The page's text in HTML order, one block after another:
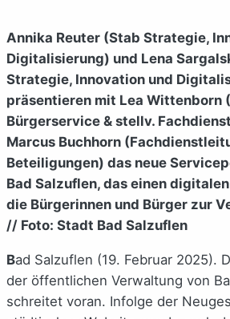
Annika Reuter (Stab Strategie,
Digitalisierung) und Lena
Strategie, Innovation und
präsentieren mit Lea Wittenborn
Bürgerservice & stellv.
Marcus Buchhorn
Beteiligungen) das neue
Bad Salzuflen, das einen
die Bürgerinnen und Bürger zur
// Foto: Stadt Bad Salzuflen
Bad Salzuflen (19. Februar 2025).
der öffentlichen Verwaltung von
schreitet voran. Infolge der